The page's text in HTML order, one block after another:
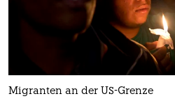
Migranten an der US-Grenze